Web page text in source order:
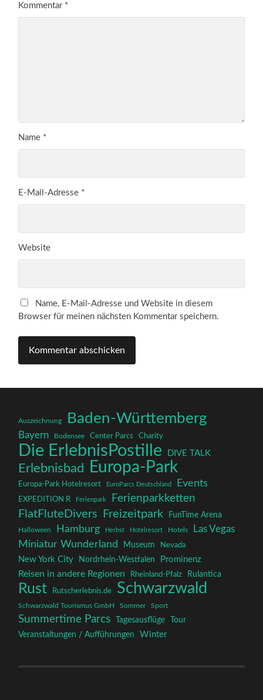
Kommentar *
Name *
E-Mail-Adresse *
Website
Name, E-Mail-Adresse und Website in diesem
Browser für meinen nächsten Kommentar speichern.
Auszeichnung Baden-Württemberg
Bayern Bodensee Center Parcs Charity
Die ErlebnisPostille DIVE TALK
Erlebnisbad Europa-Park
Europa-Park Hotelresort EuroParcs Deutschland Events
EXPEDITION R Ferienpark Ferienparkketten
FlatFluteDivers Freizeitpark FunTime Arena
Halloween Hamburg Herbst Hotelresort Hotels
Las Vegas
Miniatur Wunderland
Museum Nevada
New York City Nordrhein-Westfalen Prominenz
Reisen in andere Regionen Rheinland-Pfalz Rulantica
Rust Rutscherlebnis.de Schwarzwald
Schwarzwald Tourismus GmbH Sommer Sport
Summertime Parcs Tagesausflüge
Tour
Veranstaltungen / Aufführungen
Winter